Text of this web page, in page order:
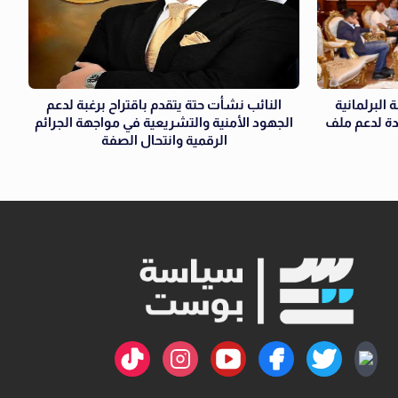
البرلمانية
لدعم ملف
النائب نشأت حتة يتقدم باقتراح برغبة لدعم
الجهود الأمنية والتشريعية في مواجهة الجرائم
الرقمية وانتحال الصفة